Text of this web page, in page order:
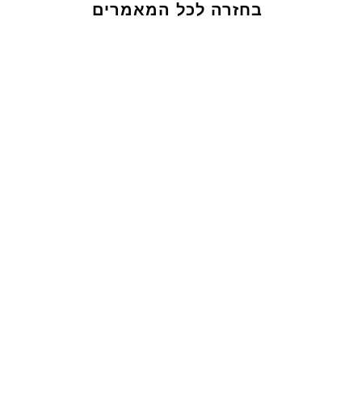
בחזרה לכל המאמרים